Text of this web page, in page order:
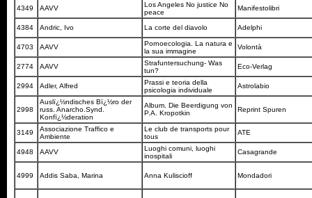
4349 AAVV
Los Angeles No justice No
peace
Manifestolibri
4384 Andric, Ivo La corte del diavolo Adelphi
4703 AAVV
Pornoecologia. La natura e
la sua immagine
Volontà
2774 AAVV
Strafuntersuchung- Was
tun?
Eco-Verlag
2994 Adler, Alfred
Prassi e teoria della
psicologia individuale
Astrolabio
2998
Auslï¿½ndisches Bï¿½ro der
russ. Anarcho.Synd.
Konfï¿½deration
Album. Die Beerdigung von
P.A. Kropotkin
Reprint Spuren
3149
Associazione Traffico e
Ambiente
Le club de transports pour
tous
ATE
4948 AAVV
Luoghi comuni, luoghi
inospitali
Casagrande
4999 Addis Saba, Marina Anna Kuliscioff Mondadori